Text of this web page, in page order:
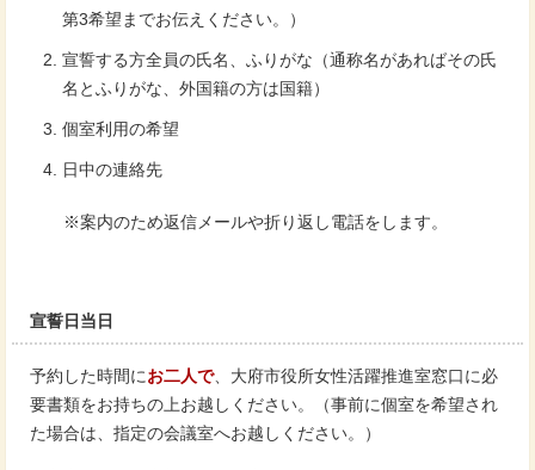
第3希望までお伝えください。）
宣誓する方全員の氏名、ふりがな（通称名があればその氏
名とふりがな、外国籍の方は国籍）
個室利用の希望
日中の連絡先
※案内のため返信メールや折り返し電話をします。
宣誓日当日
予約した時間にお二人で、大府市役所女性活躍推進室窓口に必
要書類をお持ちの上お越しください。（事前に個室を希望され
た場合は、指定の会議室へお越しください。）